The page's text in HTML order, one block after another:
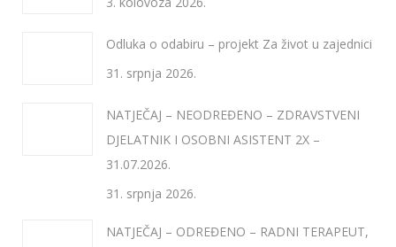
Odluka o odabiru – projekt Za život u zajednici
31. srpnja 2026.
NATJEČAJ – NEODREĐENO – ZDRAVSTVENI
DJELATNIK I OSOBNI ASISTENT 2X –
31.07.2026.
31. srpnja 2026.
NATJEČAJ – ODREĐENO – RADNI TERAPEUT,